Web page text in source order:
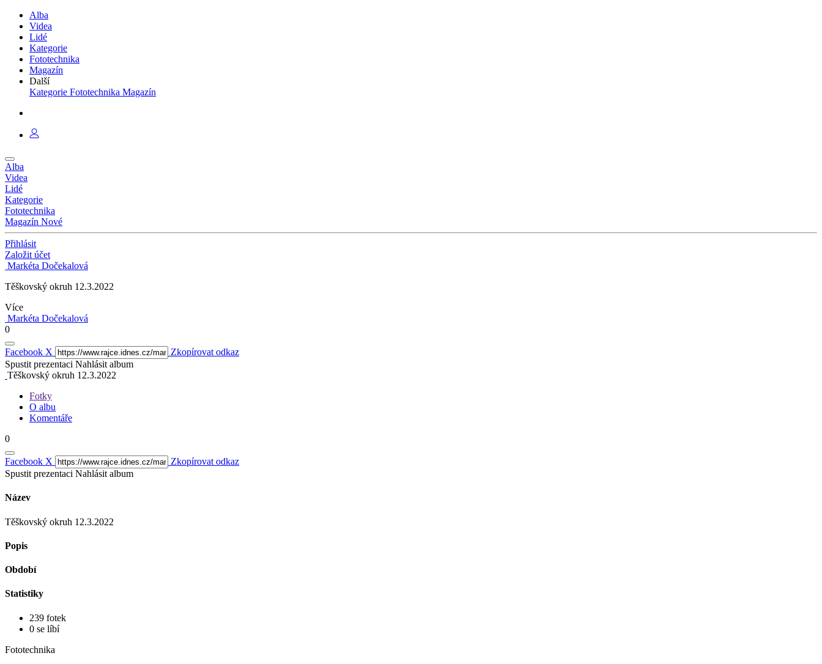
Alba
Videa
Lidé
Kategorie
Fototechnika
Magazín
Další
Kategorie Fototechnika Magazín
Alba
Videa
Lidé
Kategorie
Fototechnika
Magazín Nové
Přihlásit
Založit účet
Markéta Dočekalová
Těškovský okruh 12.3.2022
Více
Markéta Dočekalová
0
Facebook X
Zkopírovat odkaz
Spustit prezentaci Nahlásit album
Těškovský okruh 12.3.2022
Fotky
O albu
Komentáře
0
Facebook X
Zkopírovat odkaz
Spustit prezentaci Nahlásit album
Název
Těškovský okruh 12.3.2022
Popis
Období
Statistiky
239 fotek
0 se líbí
Fototechnika